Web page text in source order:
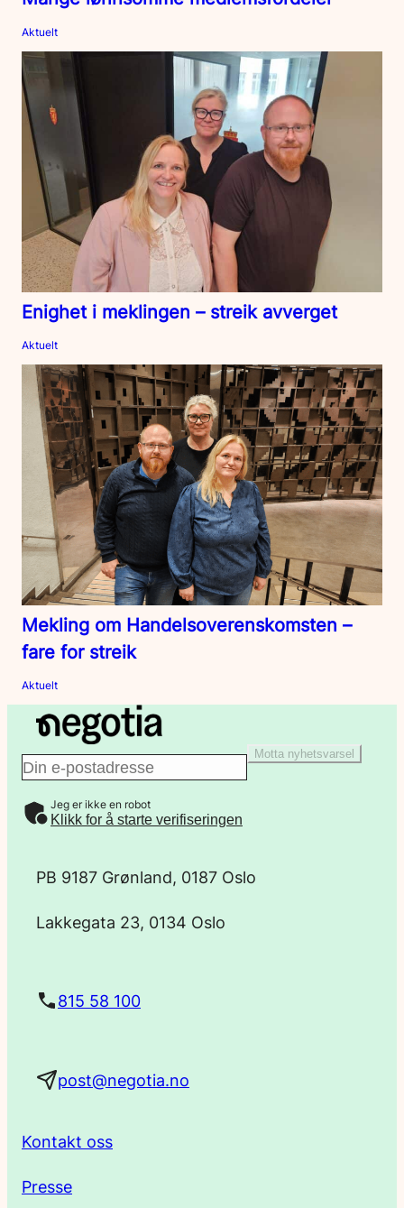
Aktuelt
Enighet i meklingen – streik avverget
Aktuelt
Mekling om Handelsoverenskomsten –
fare for streik
Aktuelt
E
-
Motta nyhetsvarsel
Jeg er ikke en robot
Klikk for å starte verifiseringen
PB 9187 Grønland, 0187 Oslo
Lakkegata 23, 0134 Oslo
815 58 100
post@negotia.no
Kontakt oss
Presse